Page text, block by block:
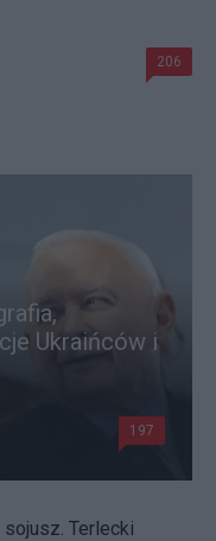
206
Ukraińców i
197
sojusz. Terlecki